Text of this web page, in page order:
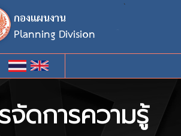
`
จัดการความรู้